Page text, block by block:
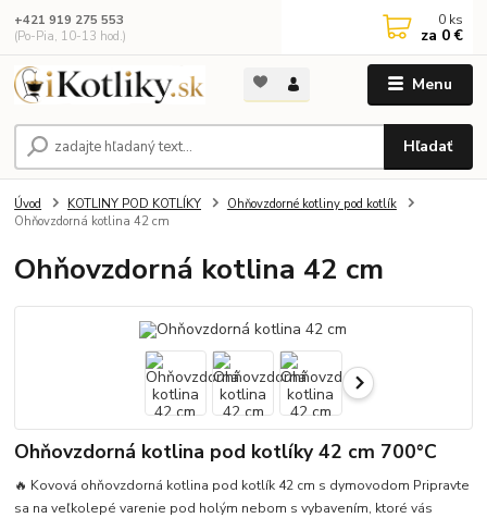
Menu
Hľadať
+421 919 275 553
(Po-Pia, 10-13 hod.)
0 ks
za 0 €
Úvod KOTLINY POD KOTLÍKY
Ohňovzdorné kotliny pod kotlík
Ohňovzdorná kotlina 42 cm
Ohňovzdorná kotlina 42 cm
Ohňovzdorná kotlina pod kotlíky 42 cm 700°C
🔥 Kovová ohňovzdorná kotlina pod kotlík 42 cm s dymovodom Pripravte
sa na veľkolepé varenie pod holým nebom s vybavením, ktoré vás